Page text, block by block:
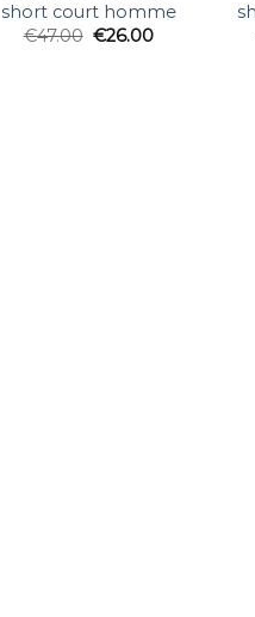
short court homme
€47.00 €26.00